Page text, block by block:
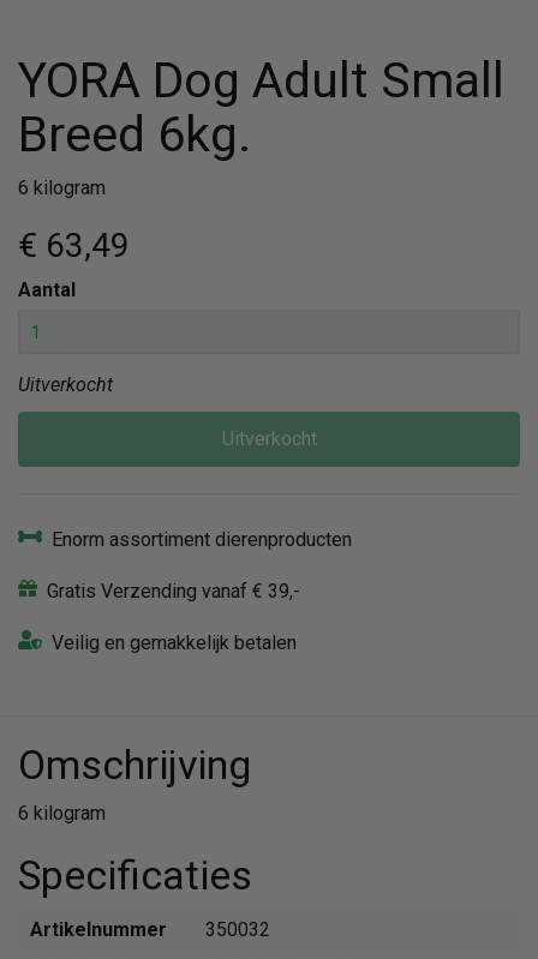
YORA Dog Adult Small
Breed 6kg.
6 kilogram
€ 63,49
Aantal
Uitverkocht
Uitverkocht
Enorm assortiment dierenproducten
Gratis Verzending vanaf € 39,-
Veilig en gemakkelijk betalen
Omschrijving
6 kilogram
Specificaties
Artikelnummer
350032